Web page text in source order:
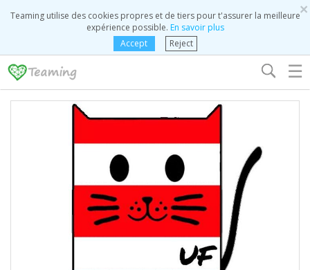
×
Teaming utilise des cookies propres et de tiers pour t'assurer la meilleure
expérience possible. En savoir plus
Accept
Reject
☰